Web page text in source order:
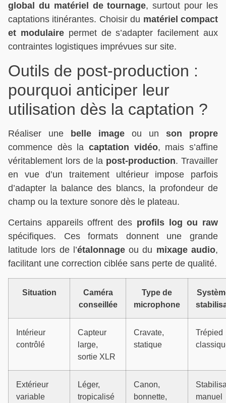
global du matériel de tournage, surtout pour les
captations itinérantes. Choisir du matériel compact
et modulairepermet de s’adapter facilement aux
contraintes logistiques imprévues sur site.
Outils de post-production :
pourquoi anticiper leur
utilisation dès la captation ?
Réaliser une belle image ou un son propre
commence dès la captation vidéo, mais s’affine
véritablement lors de la post-production. Travailler
en vue d’un traitement ultérieur impose parfois
d’adapter la balance des blancs, la profondeur de
champ ou la texture sonore dès le plateau.
Certains appareils offrent des profils log ou raw
spécifiques. Ces formats donnent une grande
latitude lors de l’étalonnageou du mixage audio,
facilitant une correction ciblée sans perte de qualité.
Situation
Caméra
conseillée
Type de
microphone
Intérieur
contrôlé
Capteur
large,
sortie XLR
Cravate,
statique
Trépied
Extérieur
variable
Léger,
tropicalisé
Canon,
bonnette,
manuel